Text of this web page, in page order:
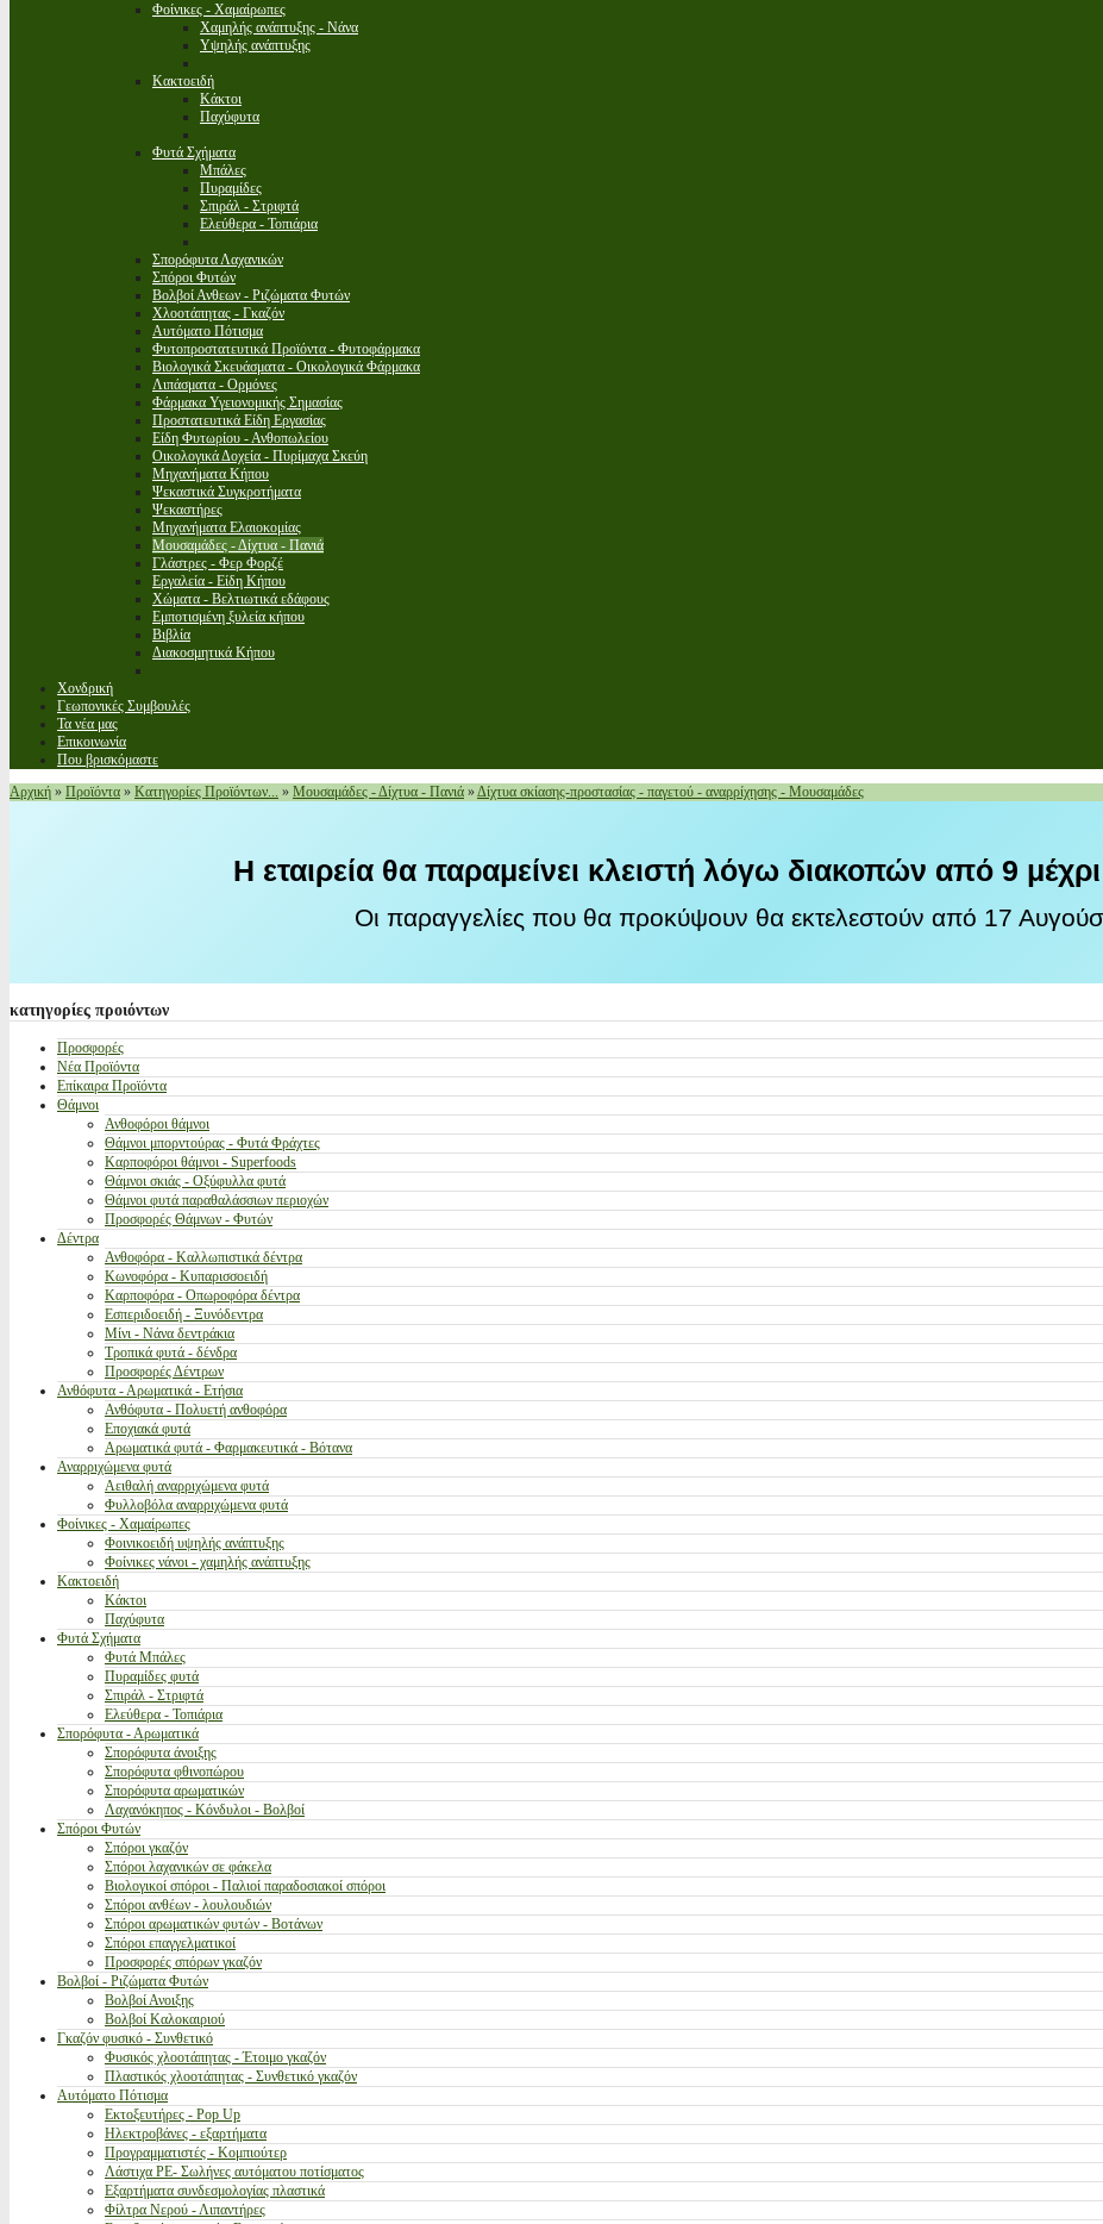
Φοίνικες - Χαμαίρωπες
Χαμηλής ανάπτυξης - Νάνα
Υψηλής ανάπτυξης
Κακτοειδή
Κάκτοι
Παχύφυτα
Φυτά Σχήματα
Μπάλες
Πυραμίδες
Σπιράλ - Στριφτά
Ελεύθερα - Τοπιάρια
Σπορόφυτα Λαχανικών
Σπόροι Φυτών
Βολβοί Ανθεων - Ριζώματα Φυτών
Χλοοτάπητας - Γκαζόν
Αυτόματο Πότισμα
Φυτοπροστατευτικά Προϊόντα - Φυτοφάρμακα
Βιολογικά Σκευάσματα - Οικολογικά Φάρμακα
Λιπάσματα - Ορμόνες
Φάρμακα Υγειονομικής Σημασίας
Προστατευτικά Είδη Εργασίας
Είδη Φυτωρίου - Ανθοπωλείου
Οικολογικά Δοχεία - Πυρίμαχα Σκεύη
Μηχανήματα Κήπου
Ψεκαστικά Συγκροτήματα
Ψεκαστήρες
Μηχανήματα Ελαιοκομίας
Μουσαμάδες - Δίχτυα - Πανιά
Γλάστρες - Φερ Φορζέ
Εργαλεία - Είδη Κήπου
Χώματα - Βελτιωτικά εδάφους
Εμποτισμένη ξυλεία κήπου
Βιβλία
Διακοσμητικά Κήπου
Χονδρική
Γεωπονικές Συμβουλές
Τα νέα μας
Επικοινωνία
Που βρισκόμαστε
Αρχική » Προϊόντα » Κατηγορίες Προϊόντων... » Μουσαμάδες - Δίχτυα - Πανιά »Δίχτυα σκίασης-προστασίας - παγετού - αναρρίχησης - Μουσαμάδες
Η εταιρεία θα παραμείνει κλειστή λόγω διακοπών από 9
Οι παραγγελίες που θα προκύψουν θα εκτελεστούν από 17
κατηγορίες προιόντων
Προσφορές
Νέα Προϊόντα
Επίκαιρα Προϊόντα
Θάμνοι
Ανθοφόροι θάμνοι
Θάμνοι μπορντούρας - Φυτά Φράχτες
Καρποφόροι θάμνοι - Superfoods
Θάμνοι σκιάς - Οξύφυλλα φυτά
Θάμνοι φυτά παραθαλάσσιων περιοχών
Προσφορές Θάμνων - Φυτών
Δέντρα
Ανθοφόρα - Καλλωπιστικά δέντρα
Κωνοφόρα - Κυπαρισσοειδή
Καρποφόρα - Οπωροφόρα δέντρα
Εσπεριδοειδή - Ξυνόδεντρα
Μίνι - Νάνα δεντράκια
Τροπικά φυτά - δένδρα
Προσφορές Δέντρων
Ανθόφυτα - Αρωματικά - Ετήσια
Ανθόφυτα - Πολυετή ανθοφόρα
Εποχιακά φυτά
Αρωματικά φυτά - Φαρμακευτικά - Βότανα
Αναρριχώμενα φυτά
Αειθαλή αναρριχώμενα φυτά
Φυλλοβόλα αναρριχώμενα φυτά
Φοίνικες - Χαμαίρωπες
Φοινικοειδή υψηλής ανάπτυξης
Φοίνικες νάνοι - χαμηλής ανάπτυξης
Κακτοειδή
Κάκτοι
Παχύφυτα
Φυτά Σχήματα
Φυτά Μπάλες
Πυραμίδες φυτά
Σπιράλ - Στριφτά
Ελεύθερα - Τοπιάρια
Σπορόφυτα - Αρωματικά
Σπορόφυτα άνοιξης
Σπορόφυτα φθινοπώρου
Σπορόφυτα αρωματικών
Λαχανόκηπος - Κόνδυλοι - Βολβοί
Σπόροι Φυτών
Σπόροι γκαζόν
Σπόροι λαχανικών σε φάκελα
Βιολογικοί σπόροι - Παλιοί παραδοσιακοί σπόροι
Σπόροι ανθέων - λουλουδιών
Σπόροι αρωματικών φυτών - Βοτάνων
Σπόροι επαγγελματικοί
Προσφορές σπόρων γκαζόν
Βολβοί - Ριζώματα Φυτών
Βολβοί Ανοιξης
Βολβοί Καλοκαιριού
Γκαζόν φυσικό - Συνθετικό
Φυσικός χλοοτάπητας - Έτοιμο γκαζόν
Πλαστικός χλοοτάπητας - Συνθετικό γκαζόν
Αυτόματο Πότισμα
Εκτοξευτήρες - Pop Up
Ηλεκτροβάνες - εξαρτήματα
Προγραμματιστές - Κομπιούτερ
Λάστιχα PE- Σωλήνες αυτόματου ποτίσματος
Εξαρτήματα συνδεσμολογίας πλαστικά
Φίλτρα Νερού - Λιπαντήρες